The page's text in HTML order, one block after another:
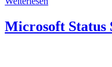
Microsoft Status